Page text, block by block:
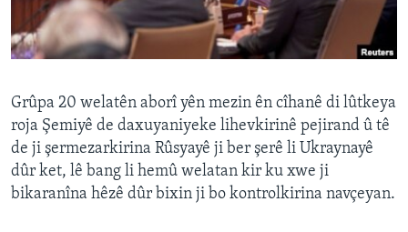
ÇAND Û HUNER
SERNIVÎS
Learning English
FOLLOW US
Grûpa 20 welatên aborî yên mezin ên cîhanê di lûtkeya
roja Şemiyê de daxuyaniyeke lihevkirinê pejirand û tê
de ji şermezarkirina Rûsyayê ji ber şerê li Ukraynayê
dûr ket, lê bang li hemû welatan kir ku xwe ji
bikaranîna hêzê dûr bixin ji bo kontrolkirina navçeyan.